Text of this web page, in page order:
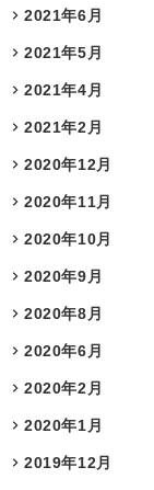
2021年6月
2021年5月
2021年4月
2021年2月
2020年12月
2020年11月
2020年10月
2020年9月
2020年8月
2020年6月
2020年2月
2020年1月
2019年12月